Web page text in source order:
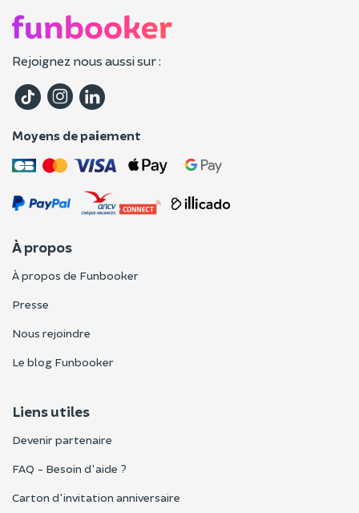
Rejoignez nous aussi sur :
Moyens de paiement
À propos
À propos de Funbooker
Presse
Nous rejoindre
Le blog Funbooker
Liens utiles
Devenir partenaire
FAQ - Besoin d'aide ?
Carton d'invitation anniversaire